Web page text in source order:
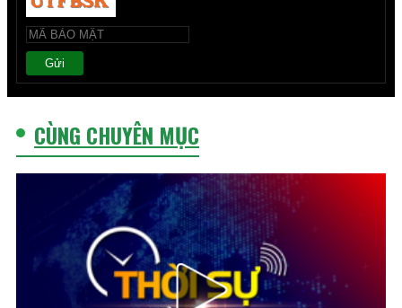
Gửi
CÙNG CHUYÊN MỤC